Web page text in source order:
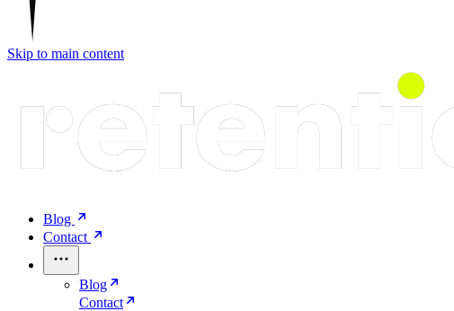
Skip to main content
Blog
Contact
Blog
Contact